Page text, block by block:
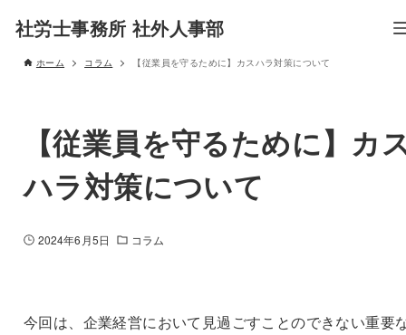
社労士事務所 社外人事部
ホーム コラム 【従業員を守るために】カスハラ対策について
【従業員を守るために】カ
ハラ対策について
2024年6月5日 コラム
今回は、企業経営において見過ごすことのできない重要